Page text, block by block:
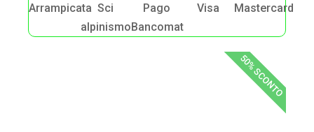
Arrampicata Sci
alpinismo
Pago
Bancomat
Visa Mastercard
50% SCONTO